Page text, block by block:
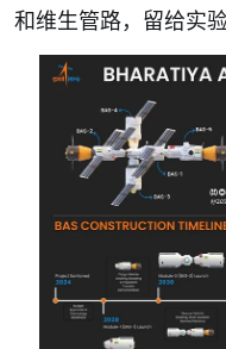
和维生管路，留给实